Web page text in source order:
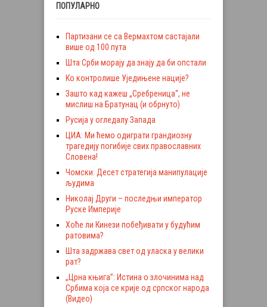
ПОПУЛАРНО
Партизани се са Вермахтом састајали
више од 100 пута
Шта Срби морају да знају да би опстали
Ко контролише Уједињене нације?
Зашто кад кажеш „Сребреница“, не
мислиш на Братунац (и обрнуто)
Русија у огледалу Запада
ЦИА: Ми ћемо одиграти грандиозну
трагедију погибије свих православних
Словена!
Чомски: Десет стратегија манипулације
људима
Николај Други – последњи император
Руске Империје
Хоће ли Кинези побеђивати у будућим
ратовима?
Шта задржава свет од уласка у велики
рат?
„Црна књига”: Истина о злочинима над
Србима која се крије од српског народа
(Видео)